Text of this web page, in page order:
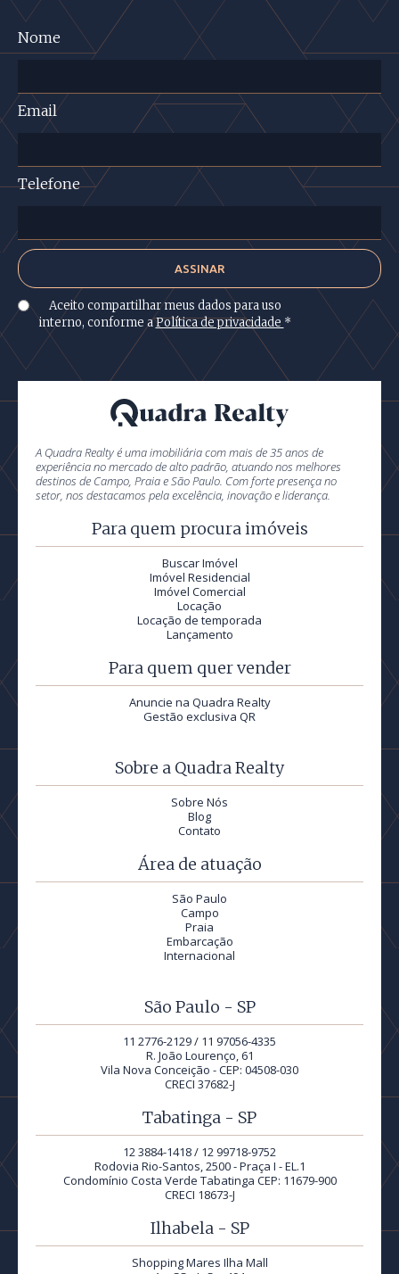
Nome
Email
Telefone
Aceito compartilhar meus dados para uso
interno, conforme aPolítica de privacidade *
A Quadra Realty é uma imobiliária com mais de 35 anos de
experiência no mercado de alto padrão, atuando nos melhores
destinos de Campo, Praia e São Paulo. Com forte presença no
setor, nos destacamos pela excelência, inovação e liderança.
Para quem procura imóveis
Buscar Imóvel
Imóvel Residencial
Imóvel Comercial
Locação
Locação de temporada
Lançamento
Para quem quer vender
Anuncie na Quadra Realty
Gestão exclusiva QR
Sobre a Quadra Realty
Sobre Nós
Blog
Contato
Área de atuação
São Paulo
Campo
Praia
Embarcação
Internacional
São Paulo - SP
11 2776-2129 / 11 97056-4335
R. João Lourenço, 61
Vila Nova Conceição - CEP: 04508-030
CRECI 37682-J
Tabatinga - SP
12 3884-1418 / 12 99718-9752
Rodovia Rio-Santos, 2500 - Praça I - EL.1
Condomínio Costa Verde Tabatinga CEP: 11679-900
CRECI 18673-J
Ilhabela - SP
Shopping Mares Ilha Mall